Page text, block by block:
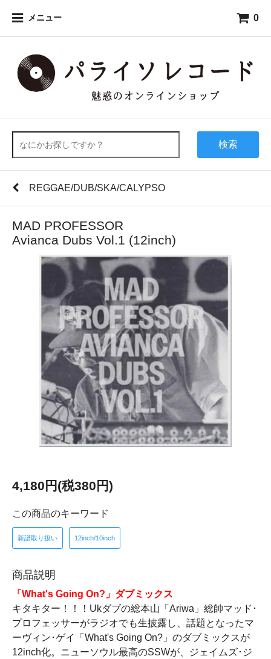
メニュー 0
検索
REGGAE/DUB/SKA/CALYPSO
MAD PROFESSOR
Avianca Dubs Vol.1 (12inch)
4,180円(税380円)
この商品のキーワード
新譜取り扱い 12inch/10inch
商品説明
「What's Going On?」ダブミックス
キタキター！！！Ukダブの総本山「Ariwa」総帥マッド･
プロフェッサーがラジオでも生披露し、話題となったマ
ーヴィン･ゲイ「What's Going On?」のダブミックスが
12inch化。ニューソウル最高のSSWが、ジェイムズ･ジ